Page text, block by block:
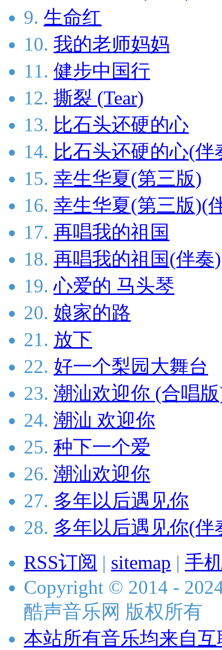
9. 生命红
10. 我的老师妈妈
11. 健步中国行
12. 撕裂 (Tear)
13. 比石头还硬的心
14. 比石头还硬的心(伴
15. 幸生华夏(第三版)
16. 幸生华夏(第三版)(
17. 再唱我的祖国
18. 再唱我的祖国(伴奏)
19. 心爱的 马头琴
20. 娘家的路
21. 放下
22. 好一个梨园大舞台
23. 潮汕欢迎你 (合唱
24. 潮汕 欢迎你
25. 种下一个爱
26. 潮汕欢迎你
27. 多年以后遇见你
28. 多年以后遇见你(伴
RSS订阅 | sitemap | 手
Copyright © 2014 -
酷声音乐网 版权所有
本站所有音乐均来自